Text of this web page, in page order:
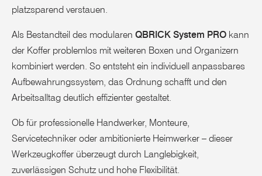
platzsparend verstauen.
Als Bestandteil des modularen QBRICK System PRO kann
der Koffer problemlos mit weiteren Boxen und Organizern
kombiniert werden. So entsteht ein individuell anpassbares
Aufbewahrungssystem, das Ordnung schafft und den
Arbeitsalltag deutlich effizienter gestaltet.
Ob für professionelle Handwerker, Monteure,
Servicetechniker oder ambitionierte Heimwerker – dieser
Werkzeugkoffer überzeugt durch Langlebigkeit,
zuverlässigen Schutz und hohe Flexibilität.